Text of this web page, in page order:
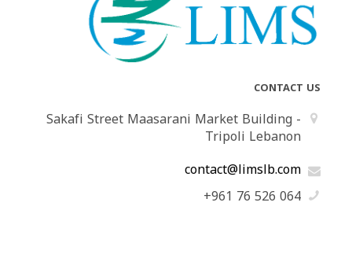
CONTACT US
Sakafi Street Maasarani Market Building -
Tripoli Lebanon
contact@limslb.com
+961 76 526 064